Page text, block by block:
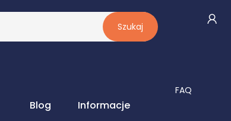
Szukaj
Blog Informacje
FAQ